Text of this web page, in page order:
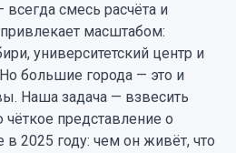
смесь расчёта и
масштабом:
университетский центр и
большие города — это и
Наша задача — взвесить
представление о
2025 году: чем он живёт, что